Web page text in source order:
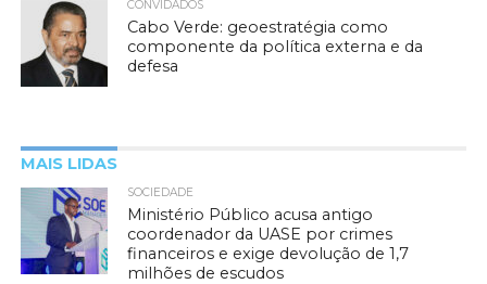
CONVIDADOS
Cabo Verde: geoestratégia como
componente da política externa e da
defesa
MAIS LIDAS
SOCIEDADE
Ministério Público acusa antigo
coordenador da UASE por crimes
financeiros e exige devolução de 1,7
milhões de escudos